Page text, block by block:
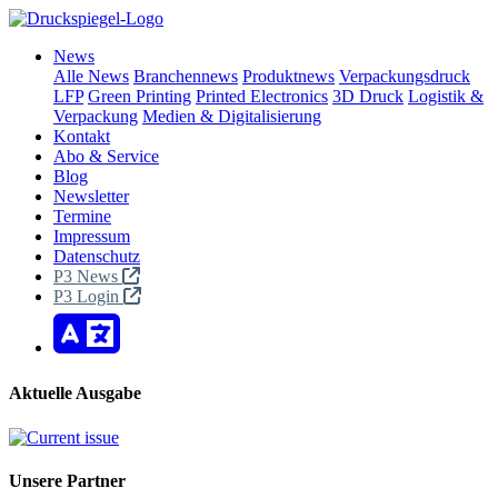
News
Alle News Branchennews Produktnews Verpackungsdruck
LFP Green Printing Printed Electronics 3D Druck Logistik &
Verpackung Medien & Digitalisierung
Kontakt
Abo & Service
Blog
Newsletter
Termine
Impressum
Datenschutz
P3 News
P3 Login
Aktuelle Ausgabe
Unsere Partner